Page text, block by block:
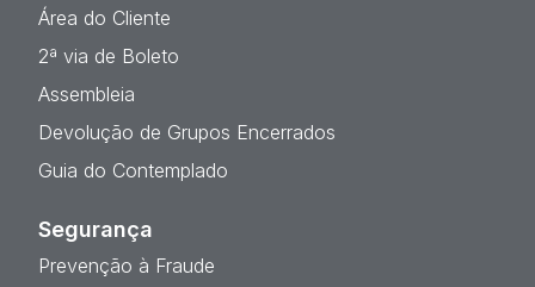
Área do Cliente
2ª via de Boleto
Assembleia
Devolução de Grupos Encerrados
Guia do Contemplado
Segurança
Prevenção à Fraude